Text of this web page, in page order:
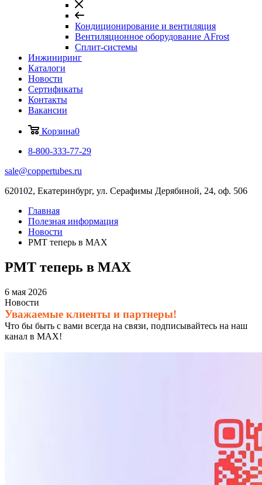
Кондиционирование и вентиляция
Вентиляционное оборудование AFrost
Сплит-системы
Инжиниринг
Каталоги
Новости
Сертификаты
Контакты
Вакансии
Корзина0
8-800-333-77-29
sale@coppertubes.ru
620102, Екатеринбург, ул. Серафимы Дерябиной, 24, оф. 506
Главная
Полезная информация
Новости
РМТ теперь в МАХ
РМТ теперь в МАХ
6 мая 2026
Новости
Уважаемые клиенты и партнеры!
Что бы быть с вами всегда на связи, подписывайтесь на наш
канал в МАХ!